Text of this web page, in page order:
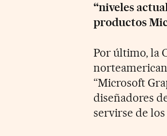
“niveles
productos
Por último, la
“Microsoft
diseñadores
servirse de